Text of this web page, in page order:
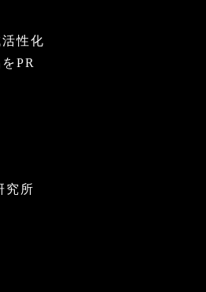
性化
PR
究所